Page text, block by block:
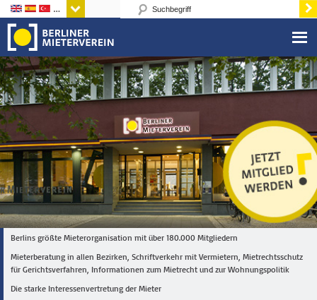
Sprachen
Berlins größte Mieterorganisation mit über 180.000 Mitgliedern
Mieterberatung in allen Bezirken, Schriftverkehr mit Vermietern, Mietrechtsschutz
für Gerichtsverfahren, Informationen zum Mietrecht und zur Wohnungspolitik
Die starke Interessenvertretung der Mieter